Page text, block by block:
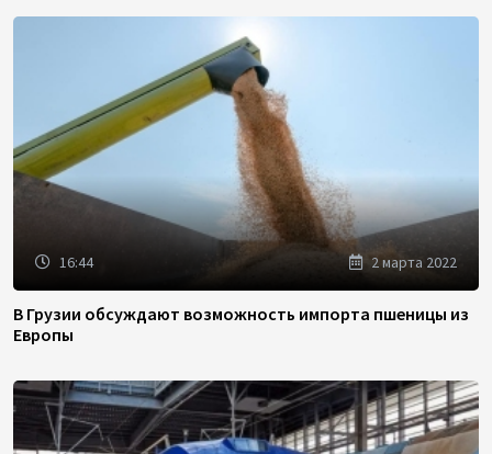
16:44 2 марта 2022
В Грузии обсуждают возможность импорта пшеницы из
Европы